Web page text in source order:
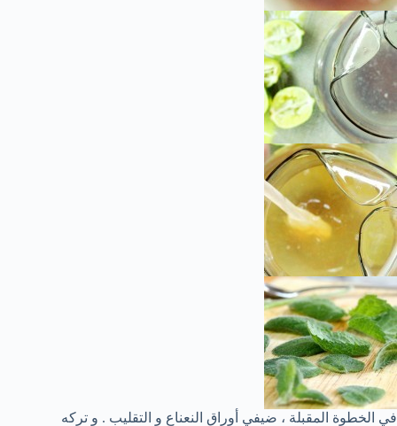
في الخطوة المقبلة ، ضيفي أوراق النعناع و التقليب . و تركه